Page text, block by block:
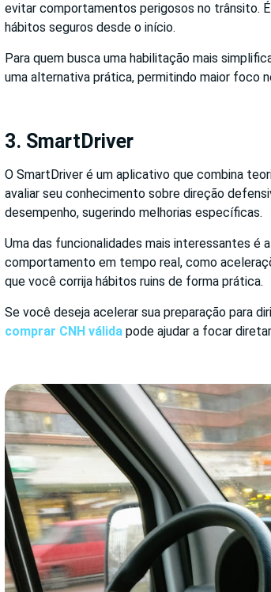
evitar comportamentos perigosos no trânsito.
hábitos seguros desde o início.
Para quem busca uma habilitação mais
uma alternativa prática, permitindo maior foco
3. SmartDriver
O SmartDriver é um aplicativo que combina
avaliar seu conhecimento sobre direção
desempenho, sugerindo melhorias específicas.
Uma das funcionalidades mais interessantes é
comportamento em tempo real, como
que você corrija hábitos ruins de forma prática.
Se você deseja acelerar sua preparação para
comprar CNH válida pode ajudar a focar